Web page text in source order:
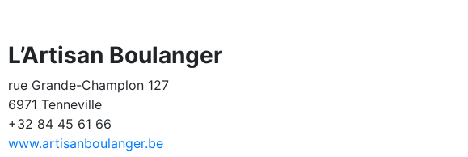
L’Artisan Boulanger
rue Grande-Champlon 127
6971 Tenneville
+32 84 45 61 66
www.artisanboulanger.be